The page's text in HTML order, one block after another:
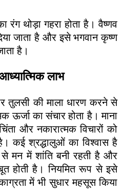
रंग थोड़ा गहरा होता है। वैष्णव
जाता है और इसे भगवान कृष्ण
है।
लाभ
तुलसी की माला धारण करने से
ऊर्जा का संचार होता है। माना
और नकारात्मक विचारों को
कई श्रद्धालुओं का विश्वास है
मन में शांति बनी रहती है और
होती है। नियमित रूप से इसे
में भी सुधार महसूस किया